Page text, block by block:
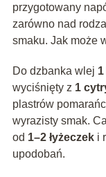
przygotowany
zarówno nad
smaku. Jak może
Do dzbanka wlej
wyciśnięty z 1
plastrów
wyrazisty smak.
od 1–2 łyżeczeki
upodobań.